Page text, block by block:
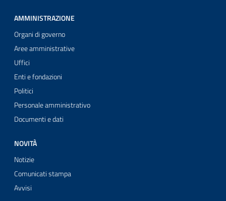
AMMINISTRAZIONE
Organi di governo
Aree amministrative
Uffici
Enti e fondazioni
Politici
Personale amministrativo
Documenti e dati
NOVITÀ
Notizie
Comunicati stampa
Avvisi